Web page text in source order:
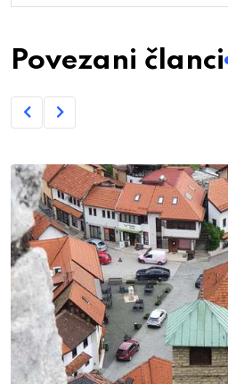
Povezani članci